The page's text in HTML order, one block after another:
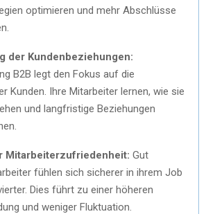
optimieren und mehr Abschlüsse
der Kundenbeziehungen:
B2B legt den Fokus auf die
Kunden. Ihre Mitarbeiter lernen, wie sie
und langfristige Beziehungen
Mitarbeiterzufriedenheit: Gut
fühlen sich sicherer in ihrem Job
Dies führt zu einer höheren
und weniger Fluktuation.